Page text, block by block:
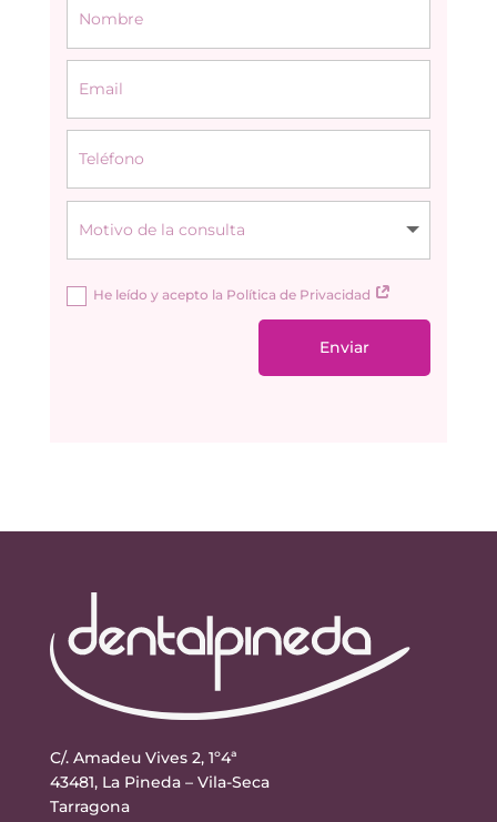
He leído y acepto la Política de Privacidad
Enviar
C/. Amadeu Vives 2, 1º4ª
43481, La Pineda – Vila-Seca
Tarragona